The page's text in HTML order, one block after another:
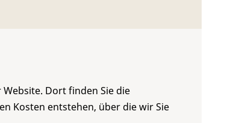
Dort finden Sie die
Kosten entstehen, über die wir Sie